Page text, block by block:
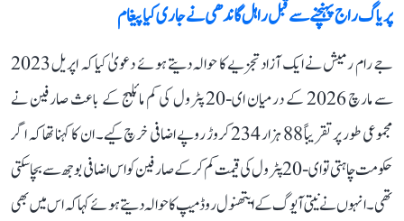
پریاگ راج پہنچنے سے قبل راہل گاندھی نے جاری کیا پیغام
جے رام رمیش نے ایک آزاد تجزیے کا حوالہ دیتے ہوئے دعویٰ کیا کہ اپریل 2023
سے مارچ 2026 کے درمیان ای-20 پٹرول کی کم مائلیج کے باعث صارفین نے
مجموعی طور پر تقریباً 88 ہزار 234 کروڑ روپے اضافی خرچ کیے۔ ان کا کہنا تھا کہ اگر
حکومت چاہتی تو ای-20 پٹرول کی قیمت کم کرکے صارفین کو اس اضافی بوجھ سے بچا سکتی
تھی۔ انہوں نے نیتی آیوگ کے ایتھنول روڈ میپ کا حوالہ دیتے ہوئے کہا کہ اس میں بھی